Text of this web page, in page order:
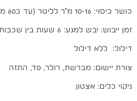
כושר כיסוי: 10-16 מ"ר לליטר (עד כ60 מ"ר לגלון)
זמן ייבוש: יבש למגע: 6 שעות בין שכבות: 16 שעות
דילול: ללא דילול
צורת יישום: מברשת, רולר, פד, התזה
ניקוי כלים: אצטון